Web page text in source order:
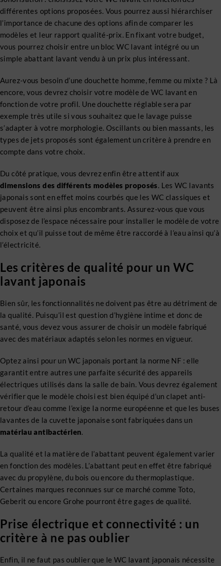
différentes options proposées. Vous pourrez aussi hiérarchiser
l’importance de chacune des options afin de comparer les
modèles et leur rapport qualité-prix. En fixant votre budget,
vous pourrez choisir entre un bloc WC lavant intégré ou un
simple abattant lavant vendu à un prix plus intéressant.
Aurez-vous besoin d’une douchette homme, femme ou mixte ? Là
encore, vous devrez choisir votre modèle de WC lavant en
fonction de votre profil. Une douchette réglable sera par
exemple très utile si vous souhaitez que le lavage puisse
s’adapter à votre morphologie. Oscillants ou bien massants, les
types de jets proposés sont également un critère à prendre en
compte dans votre choix.
Du côté pratique, vous devrez enfin être attentif aux
dimensions des différents modèles proposés. Les WC lavants
japonais sont en effet moins courbés que les WC classiques et
peuvent être ainsi plus encombrants. Assurez-vous que vous
disposez de l’espace nécessaire pour installer le modèle de votre
choix et qu’il puisse tout de même être raccordé à l’eau ainsi qu’à
l’électricité.
Les critères de qualité pour un WC
lavant japonais
Bien sûr, les fonctionnalités ne doivent pas être au détriment de
la qualité. Puisqu’il est question d’hygiène intime et donc de
santé, vous devez vous assurer de choisir un modèle fabriqué
avec des matériaux adaptés selon les normes en vigueur.
Optez ainsi pour un WC japonais portant la norme NF : elle
garantit entre autres une parfaite sécurité des appareils
électriques utilisés dans la salle de bain. Vous devrez également
vérifier que le modèle choisi est bien équipé d’un clapet anti-
retour d’eau comme l’exige la norme européenne et que les buses
lavantes de la cuvette japonaise sont fabriquées dans un
matériau antibactérien.
La qualité et la matière de l’abattant peuvent également varier
en fonction des modèles. L’abattant peut en effet être fabriqué
avec du propylène, du bois ou encore du thermoplastique.
Certaines marques reconnues sur ce marché comme Toto,
Geberit ou encore Grohe pourront être gages de qualité.
Prise électrique et connectivité : un
critère à ne pas oublier
Enfin, il ne faut pas oublier que le WC lavant japonais nécessite